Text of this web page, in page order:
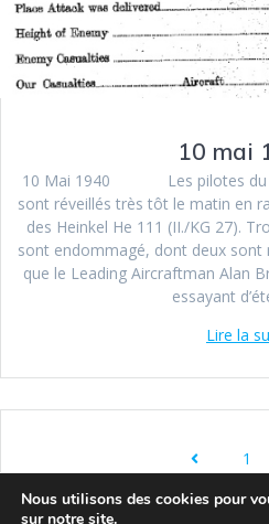
10 mai
10 Mai 1940 Les pilotes du A
sont réveillés très tôt le matin en
des Heinkel He 111 (II./KG 27).
sont endommagé, dont deux sont
que le Leading Aircraftman Alan
essayant
Lire la
1
Nous utilisons des cookies pour
sur notre site.